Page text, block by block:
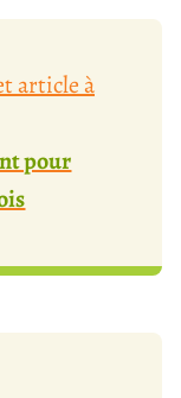
article à
pour